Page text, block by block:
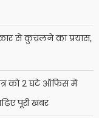
से कुचलने का प्रयास,
को 2 घंटे ऑफिस में
पूरी खबर